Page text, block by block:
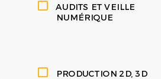
AUDITS ET VEILLE
NUMÉRIQUE
PRODUCTION 2D, 3D